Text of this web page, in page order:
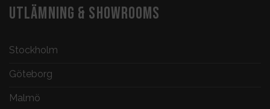
UTLÄMNING & SHOWROOMS
Stockholm
Göteborg
Malmö